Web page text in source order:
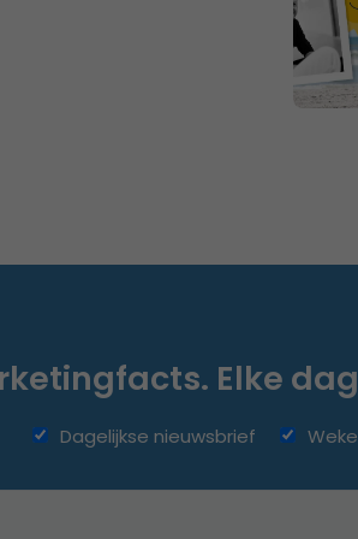
Elke
Dagelijkse nieuwsbrief